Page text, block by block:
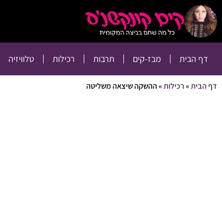
דף הבית מבז-קים תרבות רכילות טלוויזיה
דף הבית»רכילות»ההשקה שיצאה משליטה